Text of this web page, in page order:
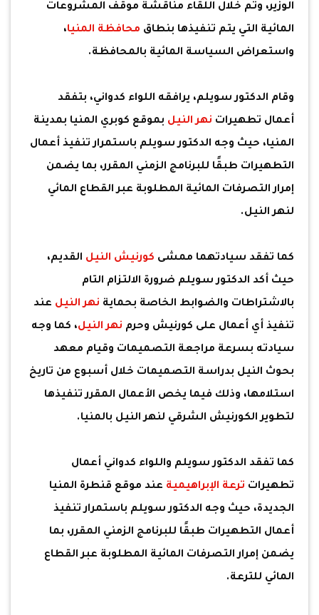
الوزير، وتم خلال اللقاء مناقشة موقف المشروعات
المائية التي يتم تنفيذها بنطاق محافظة المنيا،
واستعراض السياسة المائية بالمحافظة.
وقام الدكتور سويلم، يرافقه اللواء كدواني، بتفقد
أعمال تطهيرات نهر النيل بموقع كوبري المنيا بمدينة
المنيا، حيث وجه الدكتور سويلم باستمرار تنفيذ أعمال
التطهيرات طبقًا للبرنامج الزمني المقرر، بما يضمن
إمرار التصرفات المائية المطلوبة عبر القطاع المائي
لنهر النيل.
كما تفقد سيادتهما ممشى كورنيش النيل القديم،
حيث أكد الدكتور سويلم ضرورة الالتزام التام
بالاشتراطات والضوابط الخاصة بحماية نهر النيل عند
تنفيذ أي أعمال على كورنيش وحرم نهر النيل، كما وجه
سيادته بسرعة مراجعة التصميمات وقيام معهد
بحوث النيل بدراسة التصميمات خلال أسبوع من تاريخ
استلامها، وذلك فيما يخص الأعمال المقرر تنفيذها
لتطوير الكورنيش الشرقي لنهر النيل بالمنيا.
كما تفقد الدكتور سويلم واللواء كدواني أعمال
تطهيرات ترعة الإبراهيمية عند موقع قنطرة المنيا
الجديدة، حيث وجه الدكتور سويلم باستمرار تنفيذ
أعمال التطهيرات طبقًا للبرنامج الزمني المقرر، بما
يضمن إمرار التصرفات المائية المطلوبة عبر القطاع
المائي للترعة.